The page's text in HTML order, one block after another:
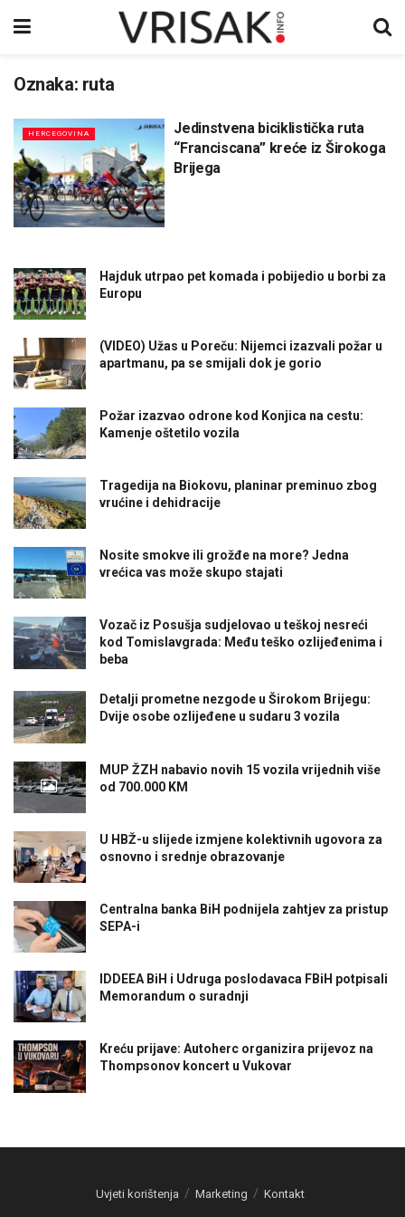
Oznaka: ruta
HERCEGOVINA
Jedinstvena biciklistička ruta
“Franciscana” kreće iz Širokoga
Brijega
Hajduk utrpao pet komada i pobijedio u borbi za
Europu
(VIDEO) Užas u Poreču: Nijemci izazvali požar u
apartmanu, pa se smijali dok je gorio
Požar izazvao odrone kod Konjica na cestu:
Kamenje oštetilo vozila
Tragedija na Biokovu, planinar preminuo zbog
vrućine i dehidracije
Nosite smokve ili grožđe na more? Jedna
vrećica vas može skupo stajati
Vozač iz Posušja sudjelovao u teškoj nesreći
kod Tomislavgrada: Među teško ozlijeđenima i
beba
Detalji prometne nezgode u Širokom Brijegu:
Dvije osobe ozlijeđene u sudaru 3 vozila
MUP ŽZH nabavio novih 15 vozila vrijednih više
od 700.000 KM
U HBŽ-u slijede izmjene kolektivnih ugovora za
osnovno i srednje obrazovanje
Centralna banka BiH podnijela zahtjev za pristup
SEPA-i
IDDEEA BiH i Udruga poslodavaca FBiH potpisali
Memorandum o suradnji
Kreću prijave: Autoherc organizira prijevoz na
Thompsonov koncert u Vukovar
Uvjeti korištenja Marketing Kontakt